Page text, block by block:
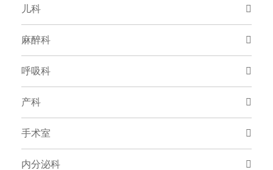
儿科
麻醉科
呼吸科
产科
手术室
内分泌科